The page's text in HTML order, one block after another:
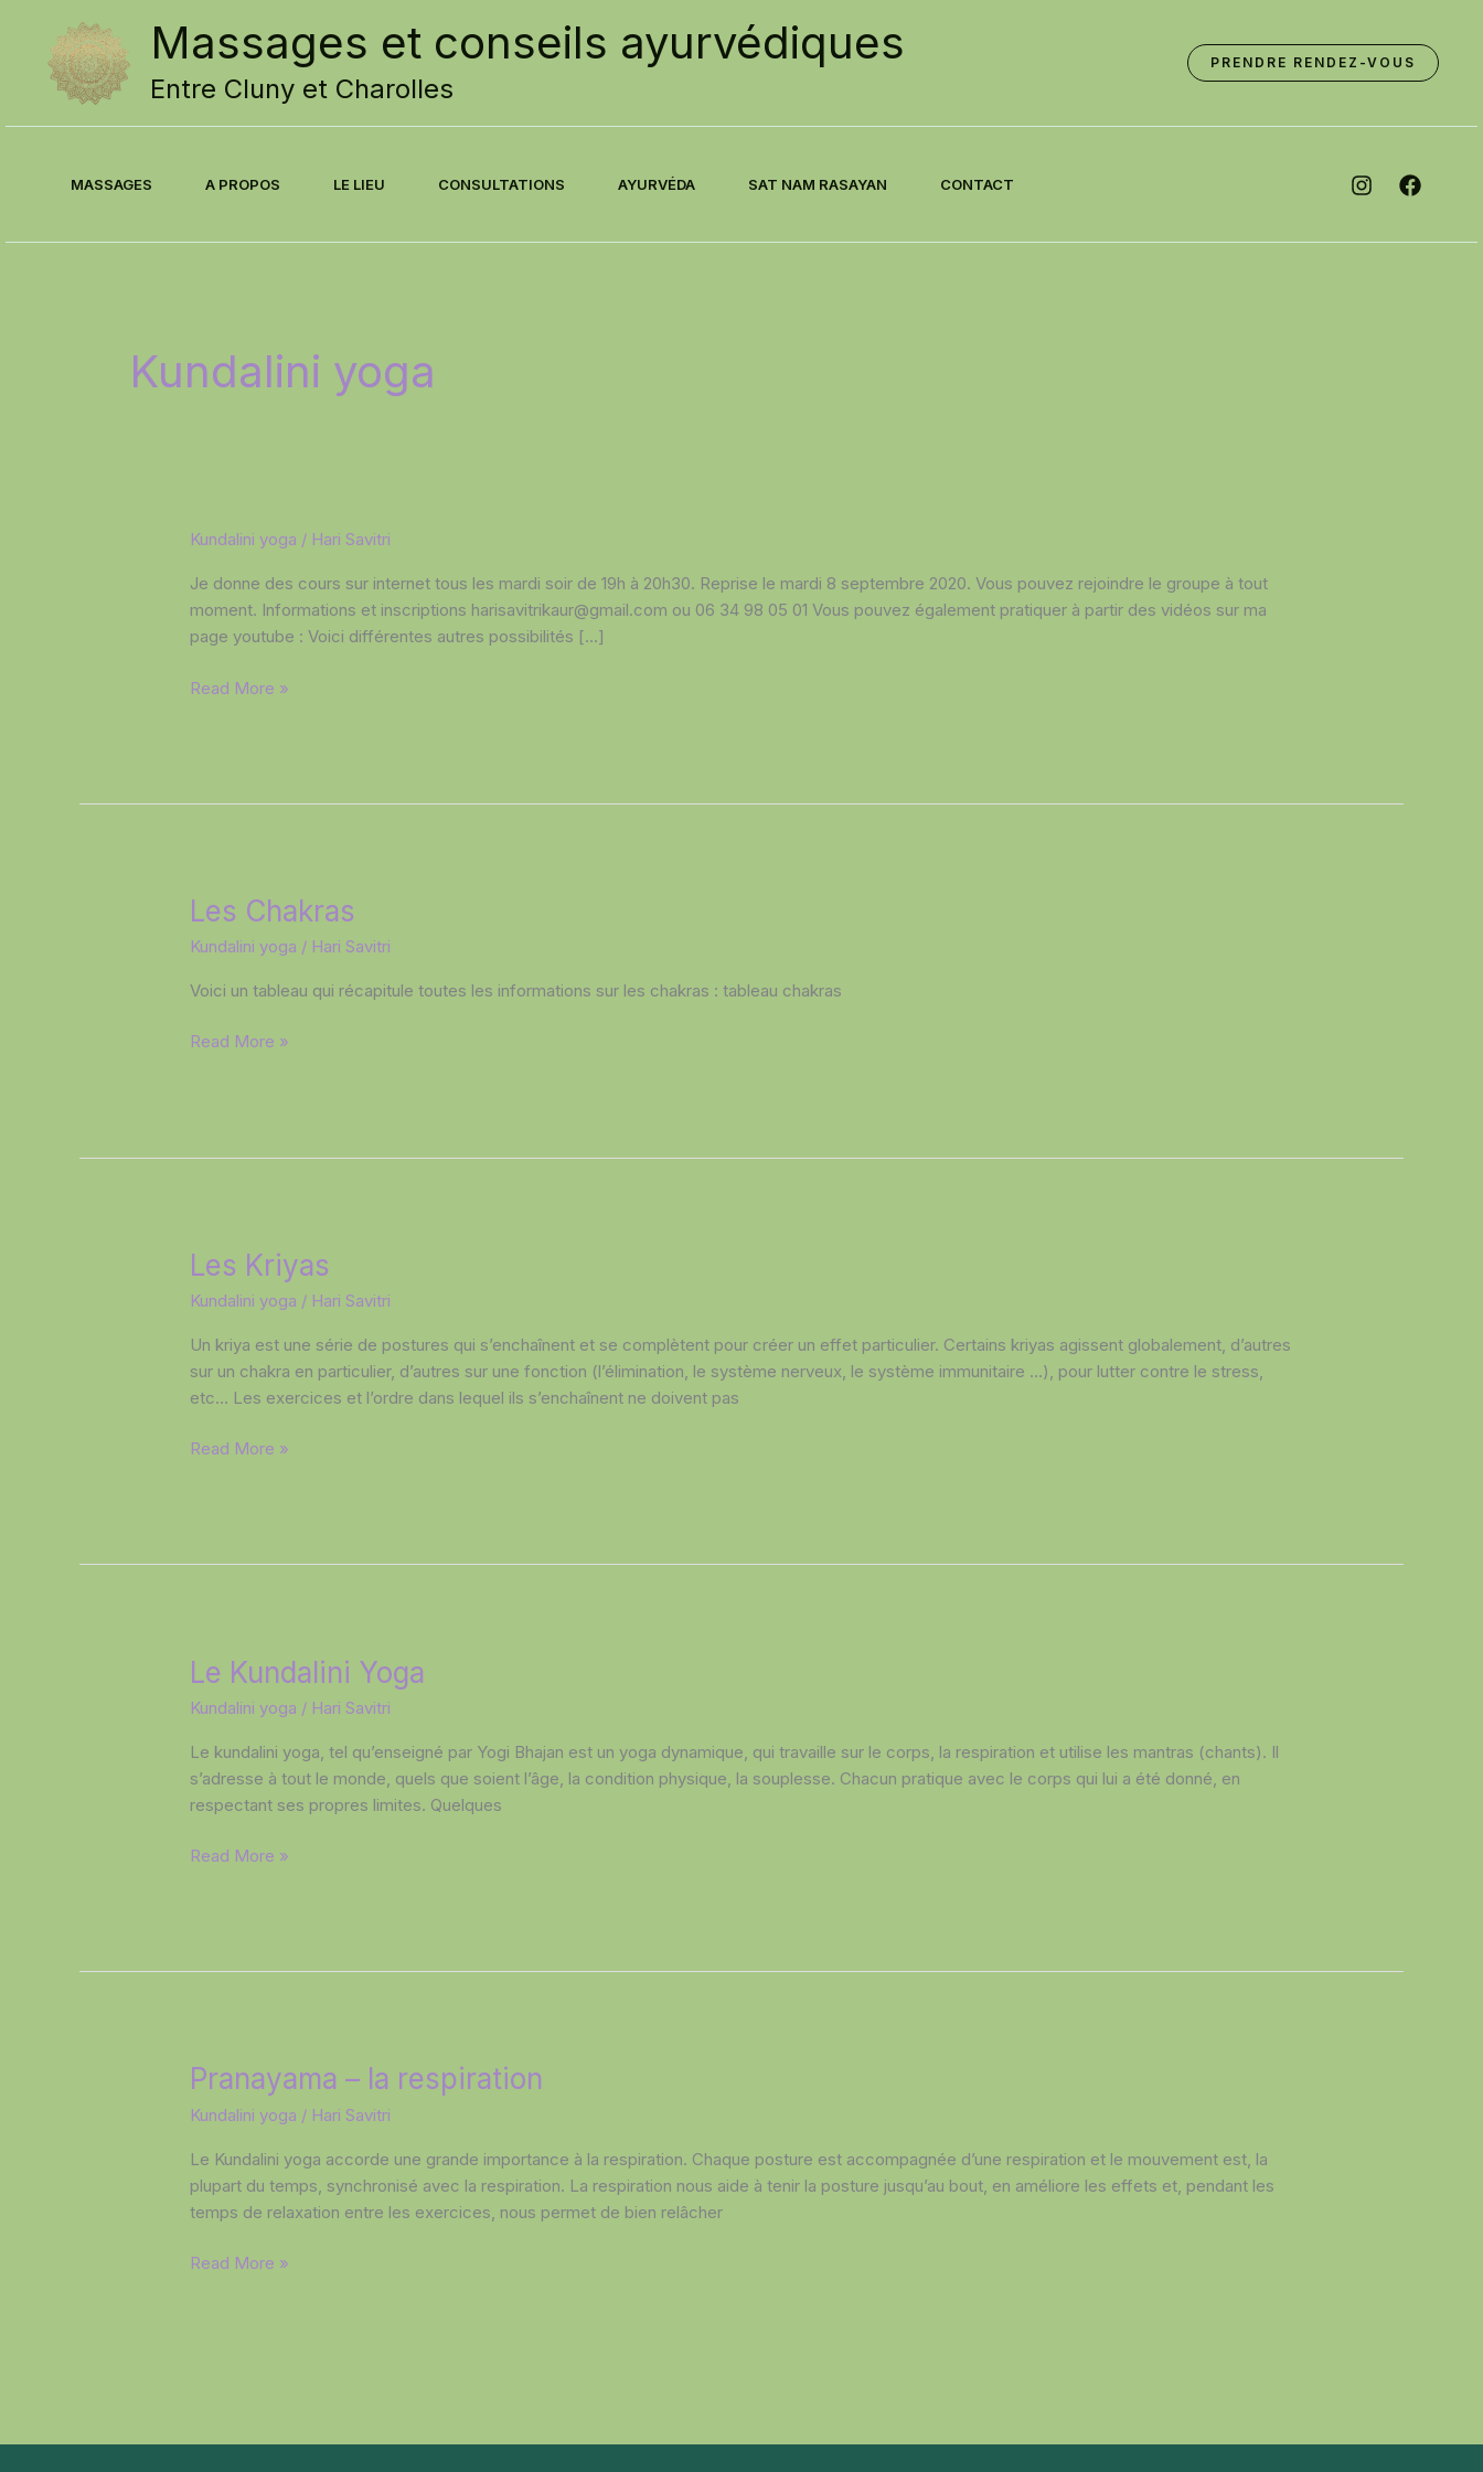
content
Massages et conseils ayurvédiques
Entre Cluny et Charolles
PRENDRE RENDEZ-VOUS
MASSAGES A PROPOS LE LIEU CONSULTATIONS AYURVÉDA SAT NAM RASAYAN CONTACT
Kundalini yoga
Kundalini yoga / Hari Savitri
Je donne des cours sur internet tous les mardi soir de 19h à 20h30. Reprise le mardi 8 septembre 2020. Vous pouvez rejoindre le groupe à tout
moment. Informations et inscriptions harisavitrikaur@gmail.com ou 06 34 98 05 01 Vous pouvez également pratiquer à partir des vidéos sur ma
page youtube : Voici différentes autres possibilités […]
Cours
ligne
Read More »
Les Chakras
Kundalini yoga / Hari Savitri
Voici un tableau qui récapitule toutes les informations sur les chakras : tableau chakras
Les
Read More »
Les Kriyas
Kundalini yoga / Hari Savitri
Un kriya est une série de postures qui s’enchaînent et se complètent pour créer un effet particulier. Certains kriyas agissent globalement, d’autres
sur un chakra en particulier, d’autres sur une fonction (l’élimination, le système nerveux, le système immunitaire …), pour lutter contre le stress,
etc… Les exercices et l’ordre dans lequel ils s’enchaînent ne doivent pas
Les
Read More »
Le Kundalini Yoga
Kundalini yoga / Hari Savitri
Le kundalini yoga, tel qu’enseigné par Yogi Bhajan est un yoga dynamique, qui travaille sur le corps, la respiration et utilise les mantras (chants). Il
s’adresse à tout le monde, quels que soient l’âge, la condition physique, la souplesse. Chacun pratique avec le corps qui lui a été donné, en
respectant ses propres limites. Quelques
Le
Yoga
Read More »
Pranayama – la respiration
Kundalini yoga / Hari Savitri
Le Kundalini yoga accorde une grande importance à la respiration. Chaque posture est accompagnée d’une respiration et le mouvement est, la
plupart du temps, synchronisé avec la respiration. La respiration nous aide à tenir la posture jusqu’au bout, en améliore les effets et, pendant les
temps de relaxation entre les exercices, nous permet de bien relâcher
Pranayama
la
respiration
Read More »